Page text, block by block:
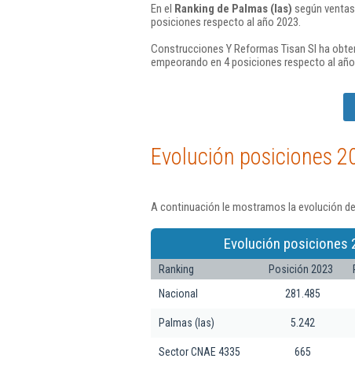
En el Ranking de Palmas (las) según
posiciones respecto al año 2023.
Construcciones Y Reformas Tisan Sl ha
empeorando en 4 posiciones respecto al
Evolución posiciones
A continuación le mostramos la evolución
Evolución posiciones
Ranking Posición 2023
Nacional
281.485
Palmas (las) 5.242
Sector CNAE 4335 665